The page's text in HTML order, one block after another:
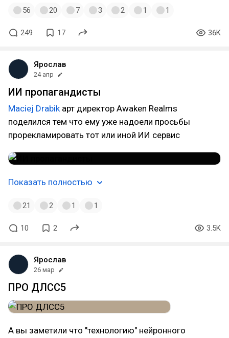
56 20 7 3 2 1 1
249 17 36K
Ярослав
24 апр
ИИ пропагандисты
Maciej Drabik арт директор Awaken Realms
поделился тем что ему уже надоели просьбы
прорекламировать тот или иной ИИ сервис
Показать полностью
21 2 1 1
10 2 3.5K
Ярослав
26 мар
ПРО ДЛСС5
А вы заметили что "технологию" нейронного